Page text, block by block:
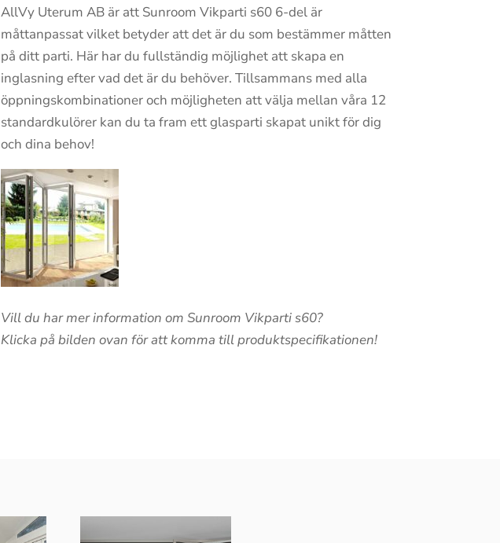
AllVy Uterum AB är att Sunroom Vikparti s60 6-del är
måttanpassat vilket betyder att det är du som bestämmer måtten
på ditt parti. Här har du fullständig möjlighet att skapa en
inglasning efter vad det är du behöver. Tillsammans med alla
öppningskombinationer och möjligheten att välja mellan våra 12
standardkulörer kan du ta fram ett glasparti skapat unikt för dig
och dina behov!
Vill du har mer information om Sunroom Vikparti s60?
Klicka på bilden ovan för att komma till produktspecifikationen!